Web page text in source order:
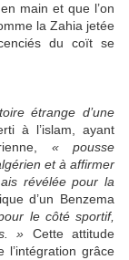
main et que l’on
la Zahia jetée
du coït se
étrange d’une
à l’islam, ayant
« pousse
et à affirmer
révélée pour la
d’un Benzema
le côté sportif,
» Cette attitude
l’intégration grâce